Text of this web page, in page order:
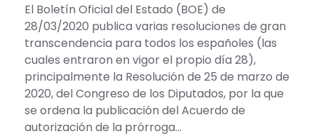
El Boletín Oficial del Estado (BOE) de
28/03/2020 publica varias resoluciones de gran
transcendencia para todos los españoles (las
cuales entraron en vigor el propio día 28),
principalmente la Resolución de 25 de marzo de
2020, del Congreso de los Diputados, por la que
se ordena la publicación del Acuerdo de
autorización de la prórroga…